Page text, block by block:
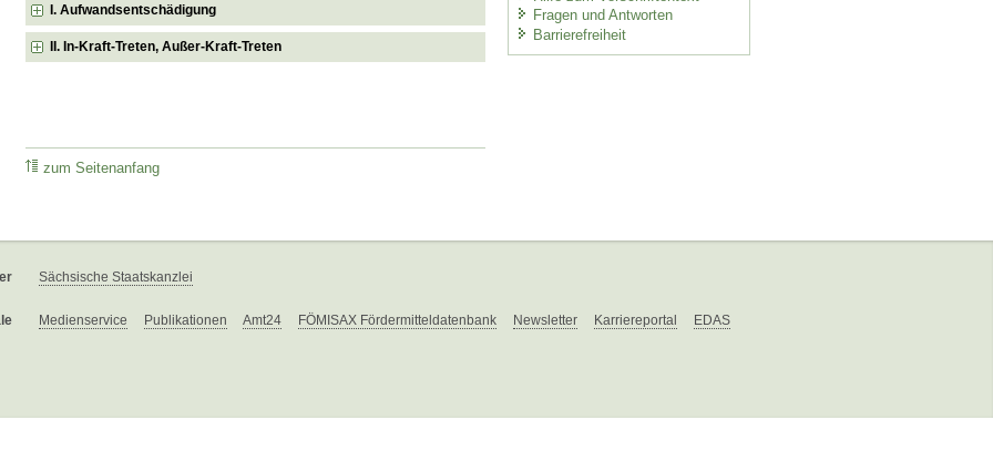
I. Aufwandsentschädigung
II. In-Kraft-Treten, Außer-Kraft-Treten
zum Seitenanfang
Fragen und Antworten
Barrierefreiheit
Sächsische Staatskanzlei
Medienservice Publikationen Amt24 FÖMISAX Fördermitteldatenbank Newsletter Karriereportal EDAS